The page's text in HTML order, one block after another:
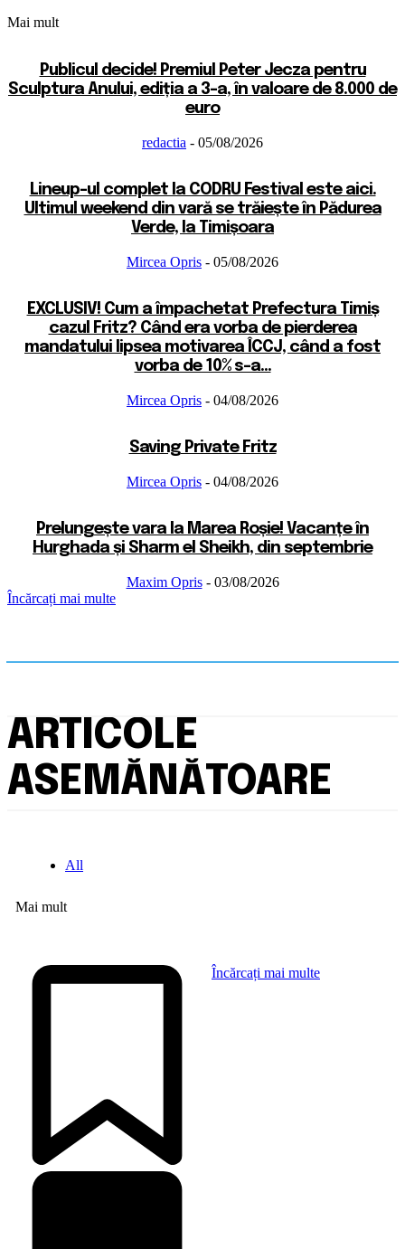
Mai mult
Publicul decide! Premiul Peter Jecza pentru
Sculptura Anului, ediția a 3-a, în valoare de 8.000 de
euro
redactia - 05/08/2026
Lineup-ul complet la CODRU Festival este aici.
Ultimul weekend din vară se trăiește în Pădurea
Verde, la Timișoara
Mircea Opris - 05/08/2026
EXCLUSIV! Cum a împachetat Prefectura Timiș
cazul Fritz? Când era vorba de pierderea
mandatului lipsea motivarea ÎCCJ, când a fost
vorba de 10% s-a...
Mircea Opris - 04/08/2026
Saving Private Fritz
Mircea Opris - 04/08/2026
Prelungește vara la Marea Roșie! Vacanțe în
Hurghada și Sharm el Sheikh, din septembrie
Maxim Opris - 03/08/2026
Încărcați mai multe
ARTICOLE
ASEMĂNĂTOARE
All
Mai mult
Încărcați mai multe